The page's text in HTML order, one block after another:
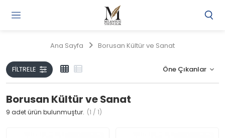
Ana Sayfa Borusan Kültür ve Sanat
FILTRELE
Borusan Kültür ve Sanat
9 adet ürün bulunmuştur. (1 / 1)